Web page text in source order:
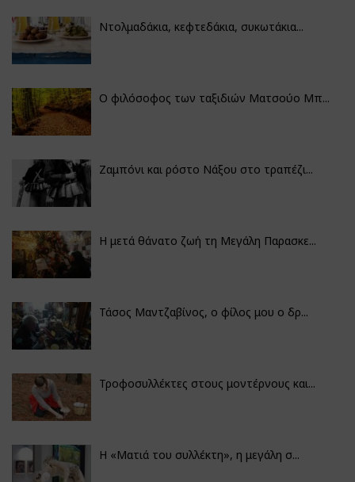
Ντολμαδάκια, κεφτεδάκια, συκωτάκια...
Ο φιλόσοφος των ταξιδιών Ματσούο Μπ...
Ζαμπόνι και ρόστο Νάξου στο τραπέζι...
Η μετά θάνατο ζωή τη Μεγάλη Παρασκε...
Τάσος Μαντζαβίνος, ο φίλος μου ο δρ...
Τροφοσυλλέκτες στους μοντέρνους και...
H «Ματιά του συλλέκτη», η μεγάλη σ...